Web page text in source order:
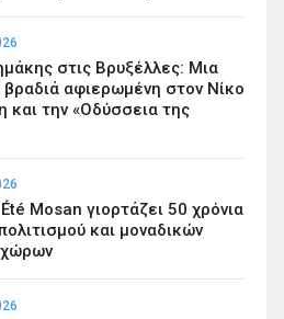
στις Βρυξέλλες: Μια
αφιερωμένη στον Νίκο
και την «Οδύσσεια της
Mosan γιορτάζει 50 χρόνια
και μοναδικών
χώρων